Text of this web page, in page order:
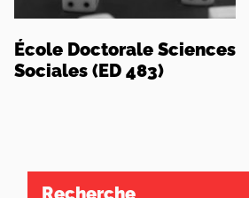
École Doctorale Sciences
Sociales (ED 483)
Recherche